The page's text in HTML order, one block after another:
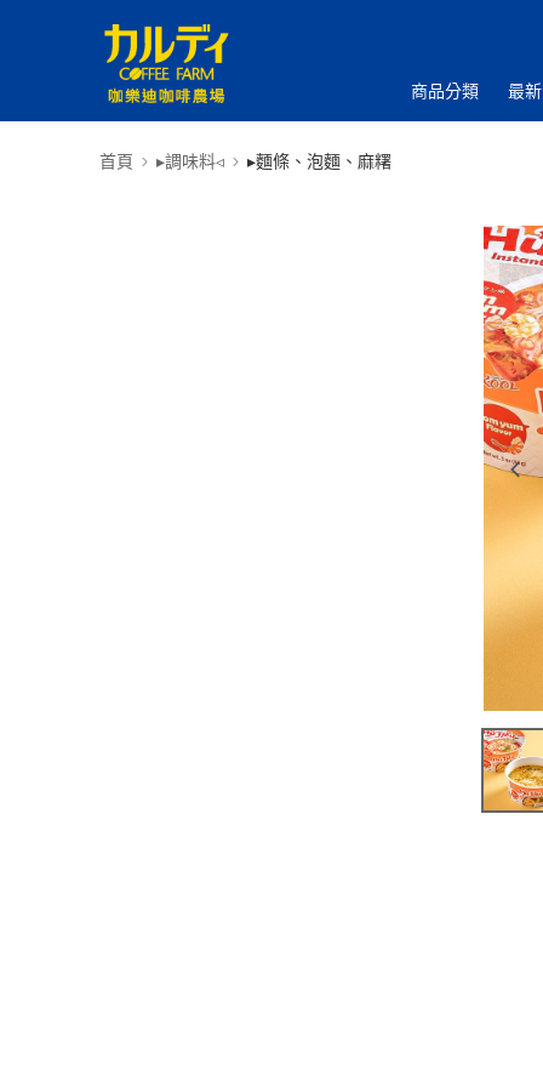
商品分類 最
首頁 ▸調味料◃ ▸麵條、泡麵、麻糬